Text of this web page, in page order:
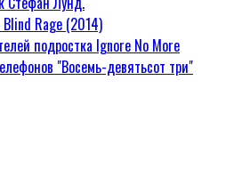
Rage (2014)
подростка Ignore No More
"Восемь-девятьсот три"